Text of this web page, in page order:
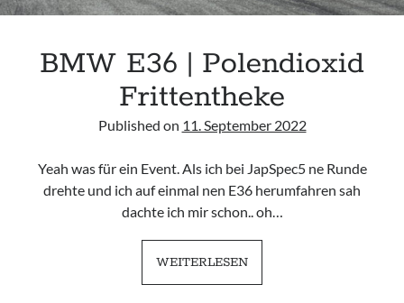
BMW E36 | Polendioxid
Frittentheke
Published on 11. September 2022
Yeah was für ein Event. Als ich bei JapSpec5 ne Runde
drehte und ich auf einmal nen E36 herumfahren sah
dachte ich mir schon.. oh…
WEITERLESENBMW
E36